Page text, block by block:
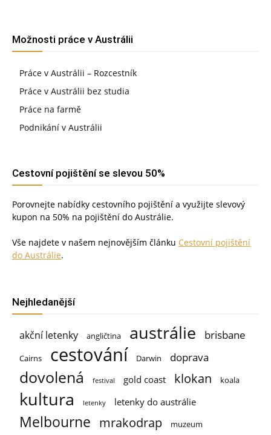
Možnosti práce v Austrálii
Práce v Austrálii – Rozcestník
Práce v Austrálii bez studia
Práce na farmě
Podnikání v Austrálii
Cestovní pojištění se slevou 50%
Porovnejte nabídky cestovního pojištění a využijte slevový
kupon na 50% na pojištění do Austrálie.
Vše najdete v našem nejnovějším článku Cestovní pojištění
do Austrálie.
Nejhledanější
akční letenky angličtina austrálie brisbane
Cairns cestování Darwin doprava
dovolená festival gold coast klokan koala
kultura letenky letenky do austrálie
Melbourne mrakodrap muzeum